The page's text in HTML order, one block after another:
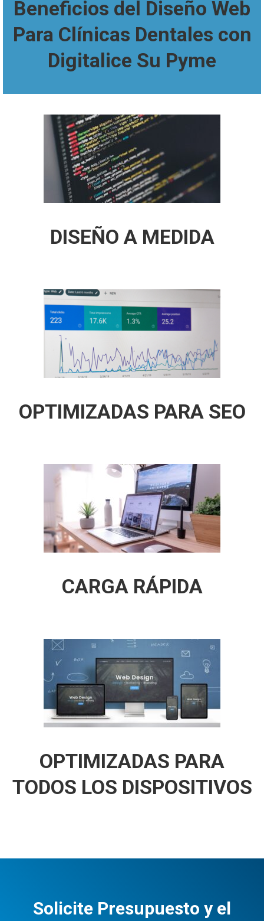
Beneficios del Diseño Web
Para Clínicas Dentales con
Digitalice Su Pyme
DISEÑO A MEDIDA
OPTIMIZADAS PARA SEO
CARGA RÁPIDA
OPTIMIZADAS PARA
TODOS LOS DISPOSITIVOS
Solicite Presupuesto y el